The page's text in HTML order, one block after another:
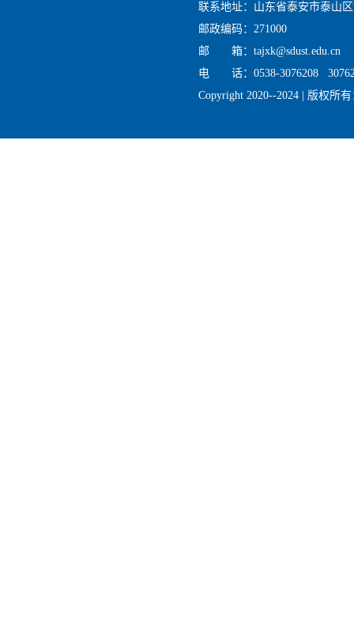
联系地址：山东省泰安市泰山
邮政编码：271000
邮 箱：tajxk@sdust.edu.cn
电 话：0538-3076208
Copyright 2020--2024 | 版权所